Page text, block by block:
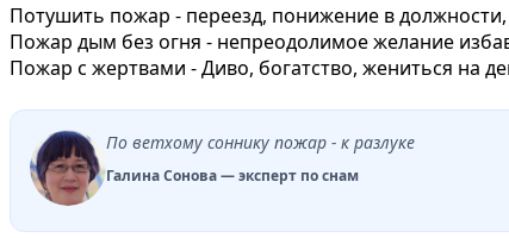
Потушить пожар - переезд, понижение в
Пожар дым без огня - непреодолимое желание
Пожар с жертвами - Диво, богатство, жениться на
По ветхому соннику пожар - к разлуке
Галина Сонова — эксперт по снам